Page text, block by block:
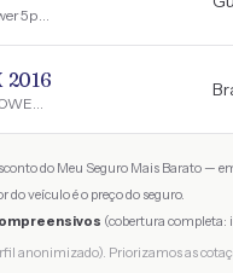
ONIX HATCH LS 1.0 8V FlexPower 5p Mec.
2016
ONIX HATCH LT 1.0 8V FLEXPOWER 5P MEC.
do Meu Seguro Mais Barato —
do veículo é o preço do seguro.
(cobertura completa:
anonimizado). Priorizamos as